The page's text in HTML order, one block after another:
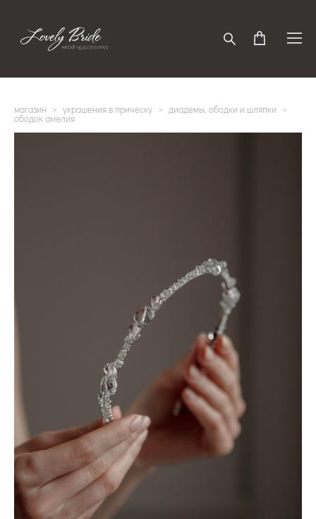
магазин > украшения в прическу > диадемы, ободки и шляпки >
ободок амелия